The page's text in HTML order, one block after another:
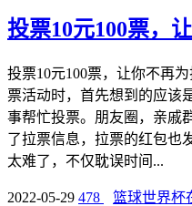
投票10元100票，
投票10元100票，让你不再
票活动时，首先想到的应该
事帮忙投票。朋友圈，亲戚
了拉票信息，拉票的红包也
太难了，不仅耽误时间...
2022-05-29 478 篮球世界杯